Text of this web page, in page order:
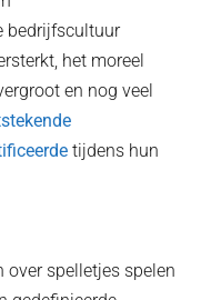
bedrijfscultuur
het moreel
en nog veel
tijdens hun
spelletjes spelen